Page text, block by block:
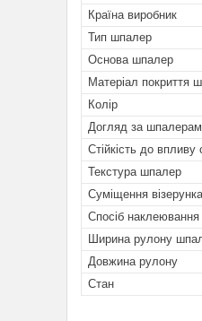
Країна виробник
Тип шпалер
Основа шпалер
Матеріал покриття
Колір
Догляд за
Стійкість до впливу
Текстура шпалер
Суміщення візерунка
Спосіб наклеювання
Ширина рулону
Довжина рулону
Стан